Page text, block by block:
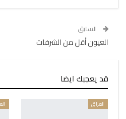
السابق
العيون أقل من الشرفات
قد يعجبك ايضا
العراق